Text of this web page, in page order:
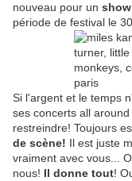
nouveau pour un
période de festival le
Si l'argent et le temps
ses concerts all
restreindre! Toujours
de scène! Il est juste
vraiment avec vous...
nous! Il donne tout!